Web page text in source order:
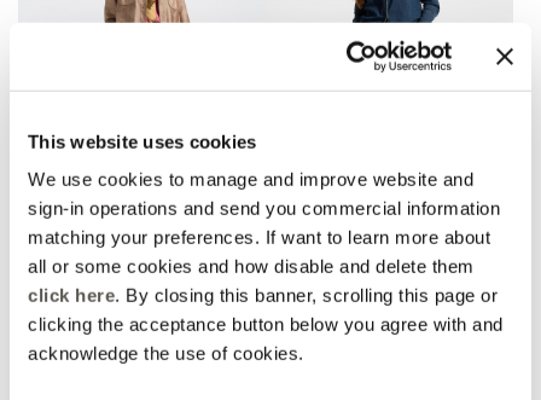
This website uses cookies
We use cookies to manage and improve website and
sign-in operations and send you commercial information
matching your preferences. If want to learn more about
all or some cookies and how disable and delete them
click here. By closing this banner, scrolling this page or
clicking the acceptance button below you agree with and
acknowledge the use of cookies.
Palazzo-Jeans aus
gewaschenem Chambray
Blau
Price reduced from
CHF 165,00to CHF 132,00
Regular Jeans aus Denim
mit Blumenstickereien
CHF 190,00
Fall Winter Preview